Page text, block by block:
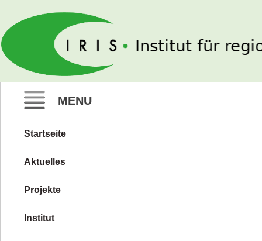
IRIS e. V.
MENU
Zum
springen
Startseite
Aktuelles
Projekte
Institut